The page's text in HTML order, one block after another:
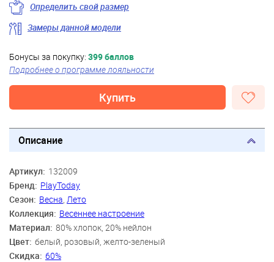
Определить свой размер
Замеры данной модели
Бонусы за покупку: 399 баллов
Подробнее о программе лояльности
Купить
Описание
Артикул: 132009
Бренд: PlayToday
Сезон: Весна Лето
Коллекция: Весеннее настроение
Материал: 80% хлопок, 20% нейлон
Цвет: белый, розовый, желто-зеленый
Скидка: 60%